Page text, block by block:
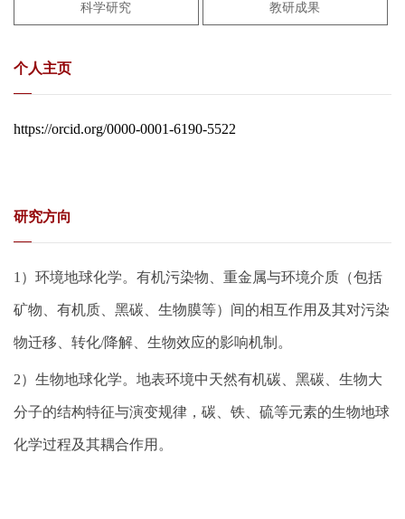
科学研究 教研成果
个人主页
https://orcid.org/0000-0001-6190-5522
研究方向
1） 环境地球化学。有机污染物、重金属与环境介质（包括
矿物、有机质、黑碳、生物膜等）间的相互作用及其对污染
物迁移、转化/降解、生物效应的影响机制。
2）生物地球化学。地表环境中天然有机碳、黑碳、生物大
分子的结构特征与演变规律，碳、铁、硫等元素的生物地球
化学过程及其耦合作用。